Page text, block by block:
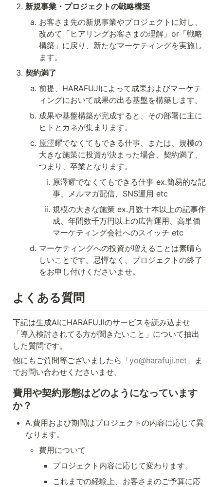
新規事業・プロジェクトの戦略構築
お客さま先の新規事業やプロジェクトに対し、
改めて「ヒアリングお客さまの理解」or「戦略
構築」に戻り、新たなマーケティングを実施し
ます。
契約満了
前提、HARAFUJIによって成果およびマーケテ
ィングにおいて成果の出る基盤を構築します。
成果や基盤構築が完成すると、その部署に主に
ヒトとカネが集まります。
原澤耀でなくてもできる仕事、または、規模の
大きな施策に投資が決まった場合、契約満了、
つまり、卒業となります。
原澤耀でなくてもできる仕事 ex.簡易的な記
事、メルマガ配信、SNS運用 etc
規模の大きな施策 ex.月数十本以上の記事作
成、年間数千万円以上の広告運用、高単価
マーケティング会社へのスイッチ etc
マーケティングへの投資が増えることは素晴ら
しいことです。忌憚なく、プロジェクトの終了
をお申し付けくださいませ。
よくある質問
下記は生成AIにHARAFUJIのサービスを読み込ませ
「導入検討されてる方が聞きたいこと」について抽出
した質問です。
他にもご質問等ございましたら「yo@harafuji.net 」ま
でお問い合わせくださいませ。
費用や契約形態はどのようになっています
か？
A.費用および期間はプロジェクトの内容に応じて異
なります。
費用について
プロジェクト内容に応じて変わります。
これまでの経験上、お客さまのご予算に応